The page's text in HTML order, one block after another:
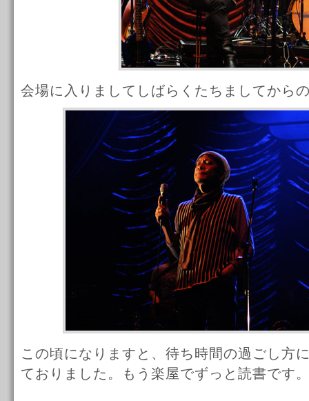
会場に入りましてしばらくたちましてから
この頃になりますと、待ち時間の過ごし方
ておりました。もう楽屋でずっと読書です